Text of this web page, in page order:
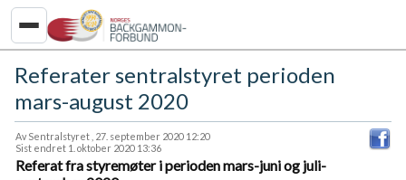
Referater sentralstyret perioden
mars-august 2020
Av Sentralstyret , 27. september 2020 12:20
Sist endret 1. oktober 2020 13:36
Referat fra styremøter i perioden mars-juni og juli-